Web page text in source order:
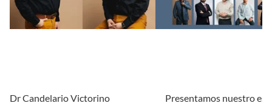
Dr Candelario Victorino
Presentamos nuestro